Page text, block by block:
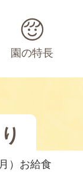
園の特長
）お給食